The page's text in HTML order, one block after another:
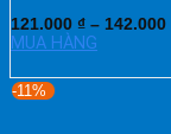
121.000 ₫ – 142.000
MUA HÀNG
-11%